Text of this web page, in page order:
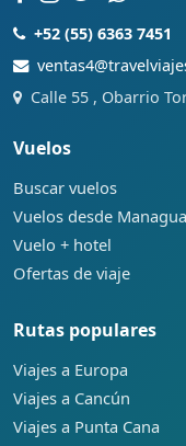
+52 (55) 6363 7451
Calle 55 , Obarrio
Vuelos
Buscar vuelos
Vuelos desde Managua
Vuelo + hotel
Ofertas de viaje
Rutas populares
Viajes a Europa
Viajes a Cancún
Viajes a Punta Cana